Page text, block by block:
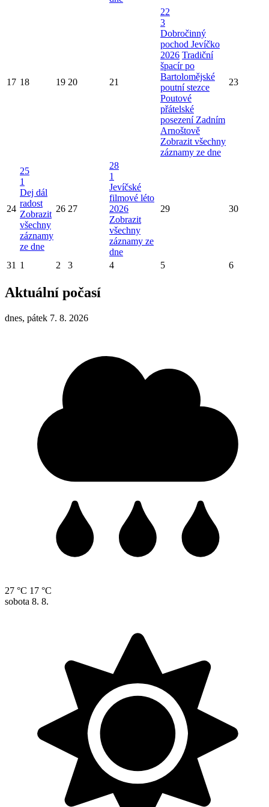
17 18 19 20 21
22
3
Dobročinný
pochod Jevíčko
2026 Tradiční
špacír po
Bartolomějské
poutní stezce
Poutové
přátelské
posezení Zadním
Arnoštově
Zobrazit všechny
záznamy ze dne
23
24
25
1
Dej dál
radost
Zobrazit
všechny
záznamy
ze dne
26 27
28
1
Jevíčské
filmové léto
2026
Zobrazit
všechny
záznamy ze
dne
29 30
31 1 2 3 4 5 6
Aktuální počasí
dnes, pátek 7. 8. 2026
27 °C 17 °C
sobota 8. 8.